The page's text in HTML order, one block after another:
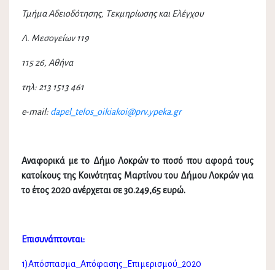
Τμήμα Αδειοδότησης, Τεκμηρίωσης και Ελέγχου
Λ. Μεσογείων 119
115 26, Αθήνα
τηλ: 213 1513 461
e-mail: dapel_telos_oikiakoi@prv.ypeka.gr
Αναφορικά με το Δήμο Λοκρών το ποσό που αφορά τους
κατοίκους της Κοινότητας Μαρτίνου του Δήμου Λοκρών για
το έτος 2020 ανέρχεται σε 30.249,65 ευρώ.
Επισυνάπτονται:
1)Απόσπασμα_Απόφασης_Επιμερισμού_2020